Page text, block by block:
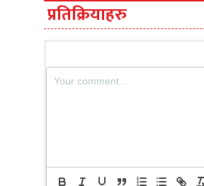
प्रतिक्रियाहरु